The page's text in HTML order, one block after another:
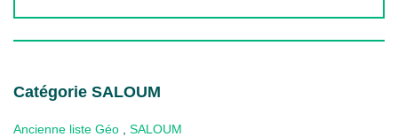
Catégorie SALOUM
Ancienne liste Géo SALOUM